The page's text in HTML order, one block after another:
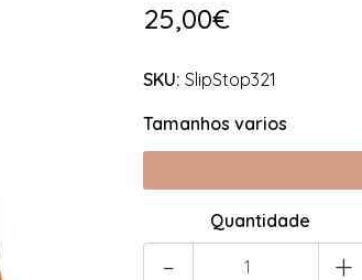
25,00€
SKU: SlipStop321
Tamanhos varios
Quantidade
- +